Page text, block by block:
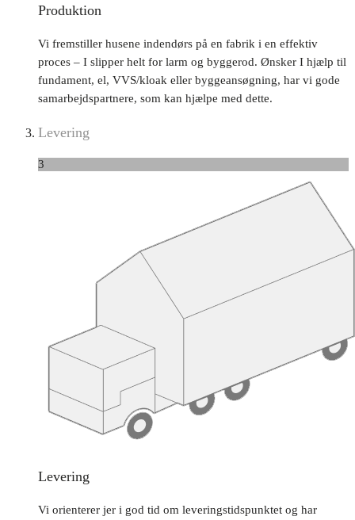
Produktion
Vi fremstiller husene indendørs på en fabrik i en effektiv
proces – I slipper helt for larm og byggerod. Ønsker I hjælp til
fundament, el, VVS/kloak eller byggeansøgning, har vi gode
samarbejdspartnere, som kan hjælpe med dette.
Levering
3
Levering
Vi orienterer jer i god tid om leveringstidspunktet og har